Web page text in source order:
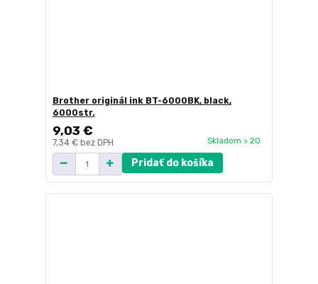
Brother originál ink BT-6000BK, black,
6000str.
9,03 €
7,34 € bez DPH Skladom > 20
Pridať do košíka